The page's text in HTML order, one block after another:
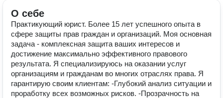
О себе
Практикующий юрист. Более 15 лет успешного опыта в
сфере защиты прав граждан и организаций. Моя основная
задача - комплексная защита ваших интересов и
достижение максимально эффективного правового
результата. Я специализируюсь на оказании услуг
организациям и гражданам во многих отраслях права. Я
гарантирую своим клиентам: -Глубокий анализ ситуации и
проработку всех возможных рисков. -Прозрачность на